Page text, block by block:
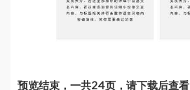
预览结束，一共24页，请下载后查看